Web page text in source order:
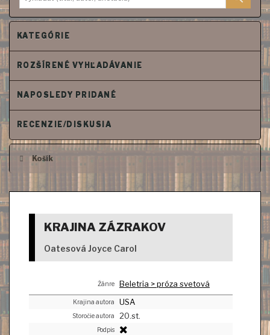
KATEGÓRIE
ROZŠÍRENÉ VYHĽADÁVANIE
NAPOSLEDY PRIDANÉ
RECENZIE/DISKUSIA
Košík
KRAJINA ZÁZRAKOV
Oatesová Joyce Carol
Žánre Beletria > próza svetová
Krajina autora USA
Storočie autora 20.st.
Podpis